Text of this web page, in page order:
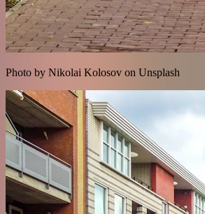
Photo by Nikolai Kolosov on Unsplash